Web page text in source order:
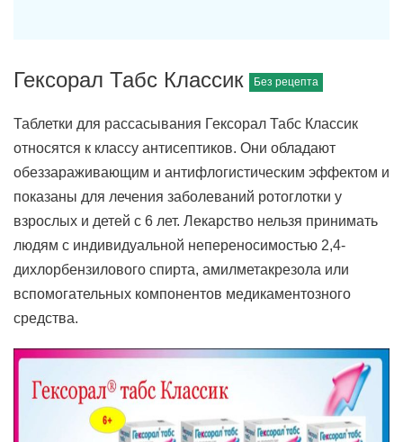
Гексорал Табс Классик
Таблетки для рассасывания Гексорал Табс Классик
относятся к классу антисептиков. Они обладают
обеззараживающим и антифлогистическим эффектом и
показаны для лечения заболеваний ротоглотки у
взрослых и детей с 6 лет. Лекарство нельзя принимать
людям с индивидуальной непереносимостью 2,4-
дихлорбензилового спирта, амилметакрезола или
вспомогательных компонентов медикаментозного
средства.